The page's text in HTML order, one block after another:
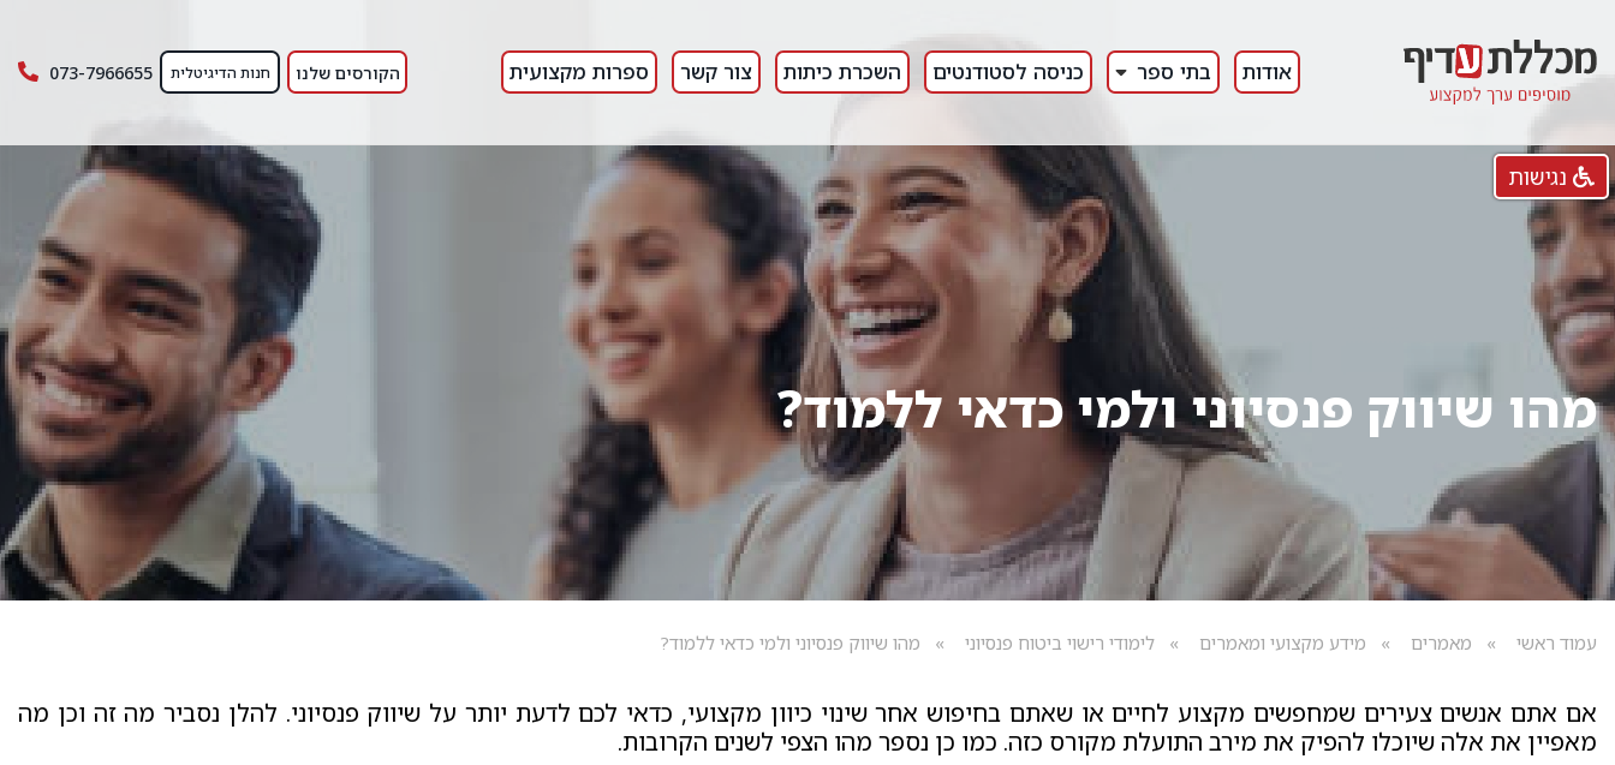
אודות בתי ספר כניסה לסטודנטים השכרת כיתות צור קשר ספרות מקצועית הקורסים שלנו חנות הדיגיטלית 073-7966655
מהו שיווק פנסיוני ולמי כדאי ללמוד?
עמוד ראשי מאמרים מידע מקצועי ומאמרים לימודי רישוי ביטוח פנסיוני מהו שיווק פנסיוני ולמי כדאי ללמוד?
אם אתם אנשים צעירים שמחפשים מקצוע לחיים או שאתם בחיפוש אחר שינוי כיוון מקצועי, כדאי לכם לדעת יותר על שיווק פנסיוני. להלן נסביר מה זה וכן מה
מאפיין את אלה שיוכלו להפיק את מירב התועלת מקורס כזה. כמו כן נספר מהו הצפי לשנים הקרובות.
נגישות